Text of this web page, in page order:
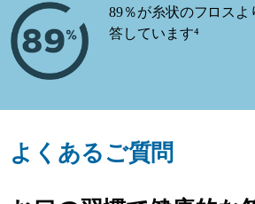
89％が糸状のフロスよ
答しています⁴
よくあるご質問